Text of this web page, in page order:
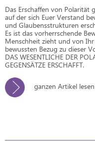
Das Erschaffen von Polarität
auf der sich Euer Verstand
und Glaubensstrukturen
Es ist das vorherrschende
Menschheit zieht und von
bewussten Bezug zu dieser
DAS WESENTLICHE DER
GEGENSÄTZE ERSCHAFFT.
ganzen Artikel lesen